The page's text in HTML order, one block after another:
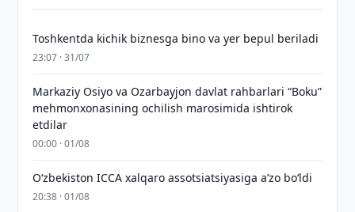
Toshkentda kichik biznesga bino va yer bepul beriladi
23:07 · 31/07
Markaziy Osiyo va Ozarbayjon davlat rahbarlari “Boku”
mehmonxonasining ochilish marosimida ishtirok
etdilar
00:00 · 01/08
O‘zbekiston ICCA xalqaro assotsiatsiyasiga aʼzo bo‘ldi
20:38 · 01/08